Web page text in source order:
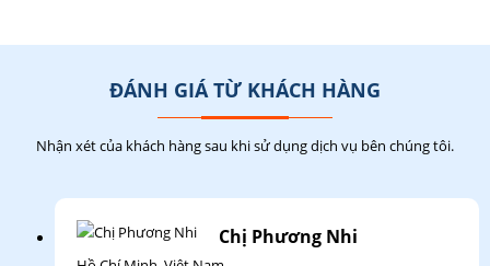
ra QL1 ở Bình Thuận
23 - 03 - 2023
ĐÁNH GIÁ TỪ KHÁCH HÀNG
Nhận xét của khách hàng sau khi sử dụng dịch vụ bên chúng tôi.
Chị Phương Nhi